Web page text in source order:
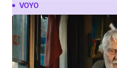
VOYO